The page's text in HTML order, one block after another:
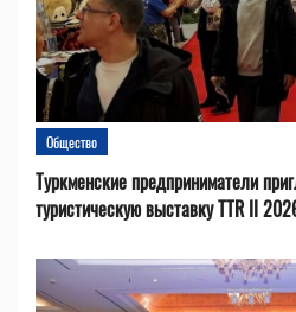
Общество
Туркменские предприниматели
туристическую выставку TTR II